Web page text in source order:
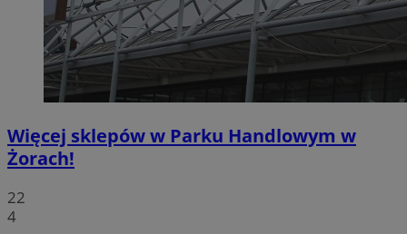
Więcej sklepów w Parku Handlowym w
Żorach!
22
4